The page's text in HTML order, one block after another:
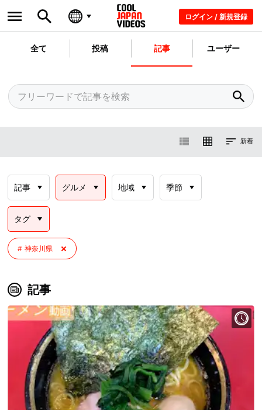
ログイン / 新規登録
全て 投稿 記事 ユーザー
新着
記事 グルメ 地域 季節
タグ
神奈川県
記事